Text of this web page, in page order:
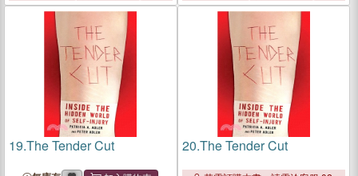
19.The Tender Cut 20.The Tender Cut